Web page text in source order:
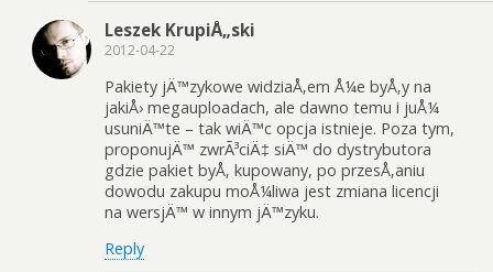
Leszek KrupiÅ„ski
2012-04-22
Pakiety jÄ™zykowe widziaÅ‚em Å¼e byÅ‚y na
jakiÅ› megauploadach, ale dawno temu i juÅ¼
usuniÄ™te – tak wiÄ™c opcja istnieje. Poza tym,
proponujÄ™ zwrÃ³ciÄ‡ siÄ™ do dystrybutora
gdzie pakiet byÅ‚ kupowany, po przesÅ‚aniu
dowodu zakupu moÅ¼liwa jest zmiana licencji
na wersjÄ™ w innym jÄ™zyku.
Reply